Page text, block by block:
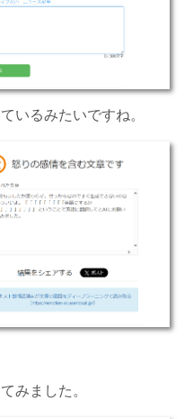
いるみたいですね。
みました。